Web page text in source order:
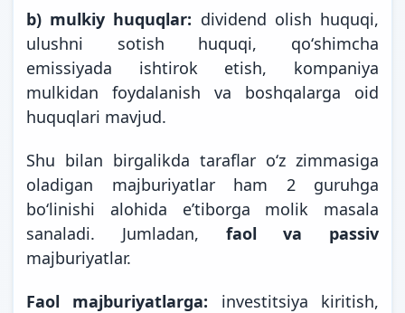
b) mulkiy huquqlar: dividend olish huquqi,
ulushni sotish huquqi, qoʻshimcha
emissiyada ishtirok etish, kompaniya
mulkidan foydalanish va boshqalarga oid
huquqlari mavjud.
Shu bilan birgalikda taraflar oʻz zimmasiga
oladigan majburiyatlar ham 2 guruhga
boʻlinishi alohida eʼtiborga molik masala
sanaladi. Jumladan, faol va passiv
majburiyatlar.
Faol majburiyatlarga: investitsiya kiritish,